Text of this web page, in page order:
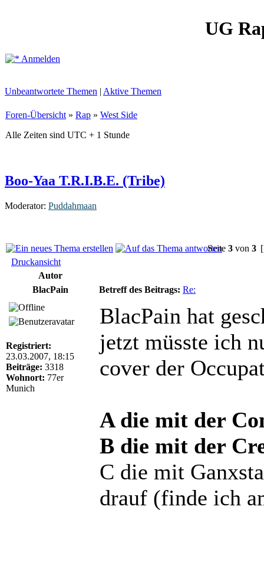
UG
Anmelden
Unbeantwortete Themen | Aktive Themen
Foren-Übersicht » Rap » West Side
Alle Zeiten sind UTC + 1 Stunde
Boo-Yaa T.R.I.B.E. (Tribe)
Moderator: Puddahmaan
Seite 3 von 3
Druckansicht
Autor
BlacPain
Betreff des Beitrags: Re:
Registriert:
23.03.2007, 18:15
Beiträge: 3318
Wohnort: 77er
Munich
BlacPain hat
jetzt müsste ich
cover der
A die mit der
B die mit der
C die mit
drauf (finde ich